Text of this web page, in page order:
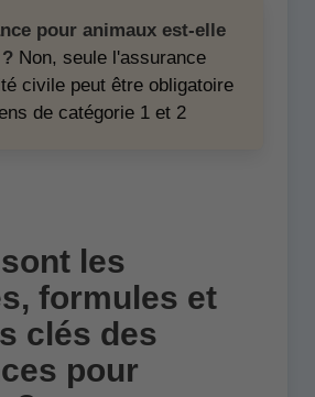
pour animaux est-elle
Non, seule l'assurance
civile peut être obligatoire
de catégorie 1 et 2
les
formules et
clés des
pour